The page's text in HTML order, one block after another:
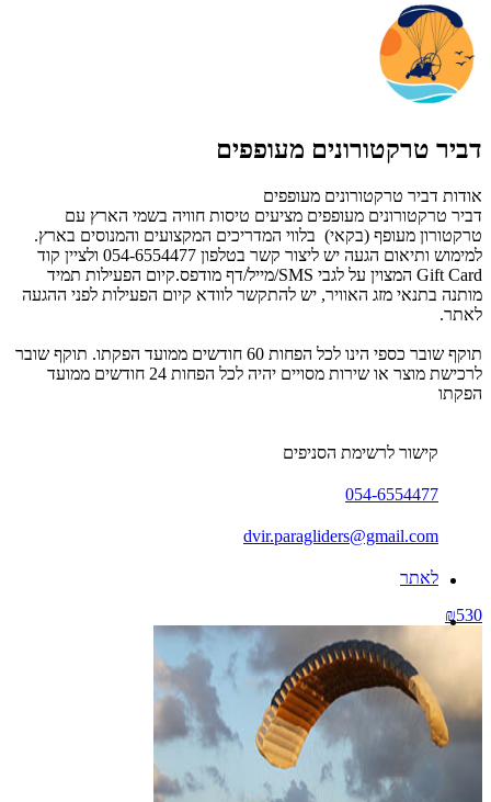
דביר טרקטורונים מעופפים
אודות דביר טרקטורונים מעופפים
דביר טרקטורונים מעופפים מציעים טיסות חוויה בשמי הארץ עם
טרקטורון מעופף (בקאי) בלווי המדריכים המקצועים והמנוסים בארץ.
למימוש ותיאום הגעה יש ליצור קשר בטלפון 054-6554477 ולציין קוד
Gift Card המצוין על לגבי SMS/מייל/דף מודפס.קיום הפעילות תמיד
מותנה בתנאי מזג האוויר, יש להתקשר לוודא קיום הפעילות לפני ההגעה
לאתר.
תוקף שובר כספי הינו לכל הפחות 60 חודשים ממועד הפקתו. תוקף שובר
לרכישת מוצר או שירות מסויים יהיה לכל הפחות 24 חודשים ממועד
הפקתו
קישור לרשימת הסניפים
054-6554477
dvir.paragliders@gmail.com
לאתר
₪530